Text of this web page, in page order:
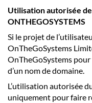
Utilisation autorisée
ONTHEGOSYSTEMS
Si le projet de
OnTheGoSystems
OnTheGoSystems
d’un nom de domaine.
L’utilisation autorisée
uniquement pour faire